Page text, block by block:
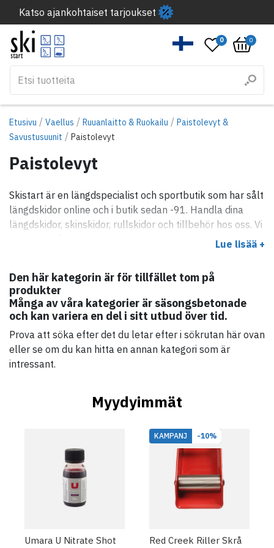
Katso ajankohtaiset tarjoukset
0 0
Etusivu / Vaellus / Ruuanlaitto & Ruokailu / Paistolevyt &
Savustusuunit / Paistolevyt
Paistolevyt
Skistart är en längdspecialist och sportbutik som har sålt
längdskidor online och i butik sedan -91. Handla dina
längdskidor, skinskidor, rullskidor och tillbehör hos oss. Vi
Lue lisää +
Den här kategorin är för tillfället tom på
produkter
Många av våra kategorier är säsongsbetonade
och kan variera en del i sitt utbud över tid.
Prova att söka efter det du letar efter i sökrutan här ovan
eller se om du kan hitta en annan kategori som är
intressant.
Myydyimmät
Umara U Nitrate Shot
KAMPANJ -10%
Red Creek Riller Skrå